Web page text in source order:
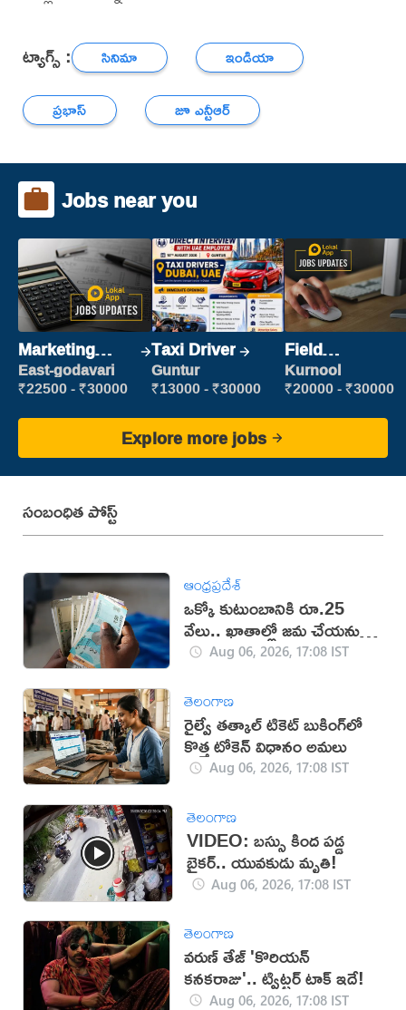
ట్యాగ్స్ : సినిమా
ఇండియా
ప్రభాస్
జూ ఎన్టీఆర్
Jobs near you
Marketing
Executive
East-godavari
₹22500 - ₹30000
Taxi Driver
Guntur
₹13000 - ₹30000
Field
Marketing
Executive
Kurnool
₹20000 - ₹30000
Explore more jobs
సంబంధిత పోస్ట్
ఆంధ్రప్రదేశ్
ఒక్కో కుటుంబానికి రూ.25
వేలు.. ఖాతాల్లో జ‌మ చేయ‌నున్న
ప్ర‌భుత్వం..!
Aug 06, 2026, 17:08 IST
తెలంగాణ
రైల్వే తత్కాల్ టికెట్ బుకింగ్‌లో
కొత్త టోకెన్ విధానం అమలు
Aug 06, 2026, 17:08 IST
తెలంగాణ
VIDEO: బస్సు కింద పడ్డ
బైకర్.. యువకుడు మృతి!
Aug 06, 2026, 17:08 IST
తెలంగాణ
వరుణ్ తేజ్ 'కొరియన్
కనకరాజు'.. ట్విట్టర్ టాక్ ఇదే!
Aug 06, 2026, 17:08 IST